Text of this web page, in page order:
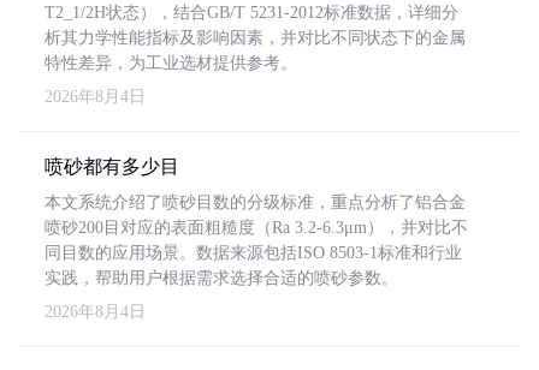
T2_1/2H状态），结合GB/T 5231-2012标准数据，详细分
析其力学性能指标及影响因素，并对比不同状态下的金属
特性差异，为工业选材提供参考。
2026年8月4日
喷砂都有多少目
本文系统介绍了喷砂目数的分级标准，重点分析了铝合金
喷砂200目对应的表面粗糙度（Ra 3.2-6.3μm），并对比不
同目数的应用场景。数据来源包括ISO 8503-1标准和行业
实践，帮助用户根据需求选择合适的喷砂参数。
2026年8月4日